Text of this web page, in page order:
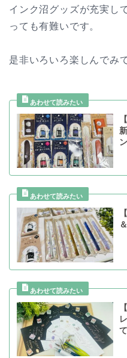
インク沼グッズが充実し
っても有難いです。
是非いろいろ楽しんでみ